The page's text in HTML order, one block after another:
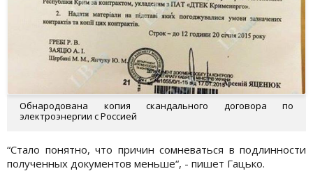
Обнародована копия скандального договора по
электроэнергии с Россией
“Стало понятно, что причин сомневаться в подлинности
полученных документов меньше“, - пишет Гацько.